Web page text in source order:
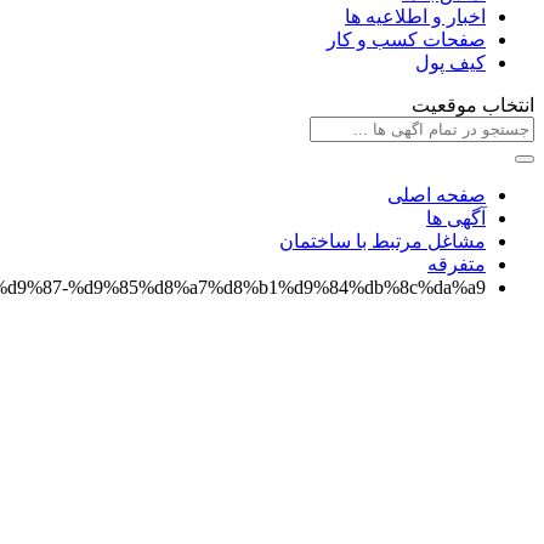
اخبار و اطلاعیه ها
صفحات کسب و کار
کیف پول
انتخاب موقعیت
صفحه اصلی
آگهی ها
مشاغل مرتبط با ساختمان
متفرقه
%d9%85%d8%a7%d8%b1%d9%84%db%8c%da%a9/